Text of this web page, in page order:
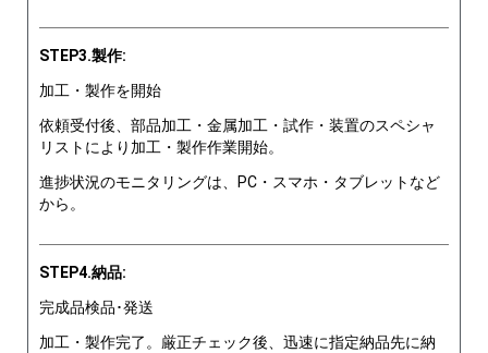
STEP3.製作:
加工・製作を開始
依頼受付後、部品加工・金属加工・試作・装置のスペシャ
リストにより加工・製作作業開始。
進捗状況のモニタリングは、PC・スマホ・タブレットなど
から。
STEP4.納品:
完成品検品･発送
加工・製作完了。厳正チェック後、迅速に指定納品先に納